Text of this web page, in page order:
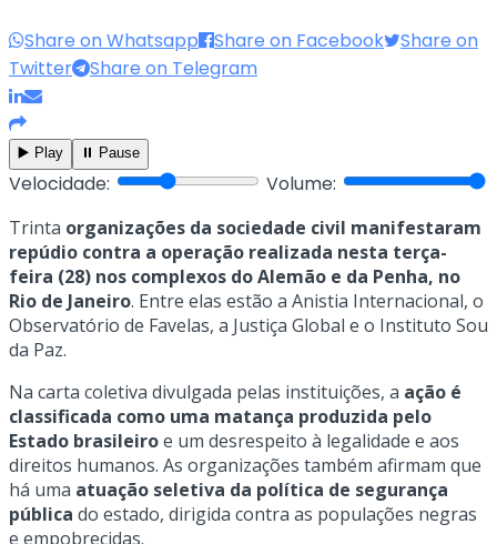
Share on Whatsapp Share on Facebook
Share on
Twitter
Share on Telegram
▶️ Play ⏸️ Pause
Velocidade: Volume:
Trinta organizações da sociedade civil manifestaram
repúdio contra a operação realizada nesta terça-
feira (28) nos complexos do Alemão e da Penha, no
Rio de Janeiro. Entre elas estão a Anistia Internacional, o
Observatório de Favelas, a Justiça Global e o Instituto Sou
da Paz.
Na carta coletiva divulgada pelas instituições, a ação é
classificada como uma matança produzida pelo
Estado brasileiroe um desrespeito à legalidade e aos
direitos humanos. As organizações também afirmam que
há uma atuação seletiva da política de segurança
pública do estado, dirigida contra as populações negras
e empobrecidas.